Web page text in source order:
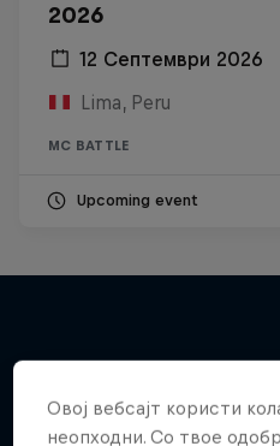
2026
12 Септември 2026
Lima, Peru
MC BATTLE
Upcoming event
Овој вебсајт користи
неопходни. Со твое